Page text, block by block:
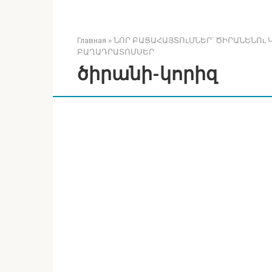
Главная » ՆՈՐ ԲԱՑԱՀԱՅՏՈւՄՆԵՐ՝
ԲԱՂԱԴՐԱՏՈՄՍԵՐ
ծիրանի-կորիզ